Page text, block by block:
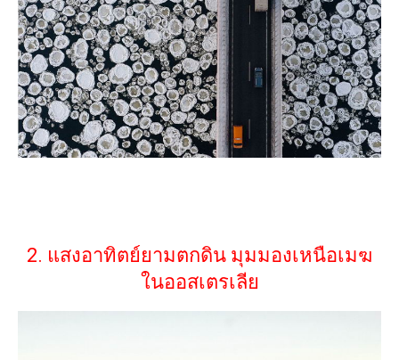
2. แสงอาทิตย์ยามตกดิน มุมมองเหนือเมฆ
ในออสเตรเลีย